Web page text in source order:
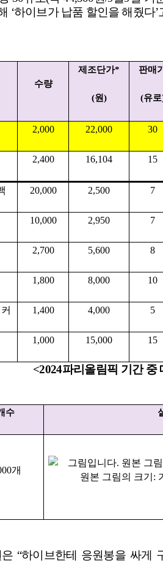
‘하이브가 납품 할인을 해줬다’
수량
제조단가*
(원)
판매
(유로
2,000 22,000 30
2,400 16,104 15
20,000 2,500 7
10,000 2,950 7
2,700 5,600 8
1,800 8,000 10
1,400 4,000 5
1,000 15,000 15
<2024파리올림픽 기간 중
수
개
“하이브한테 응원봉을 싸게